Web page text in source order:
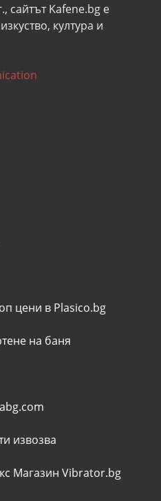
сайтът Kafene.bg e
култура и
цени в Plasico.bg
на баня
извозва
Магазин Vibrator.bg